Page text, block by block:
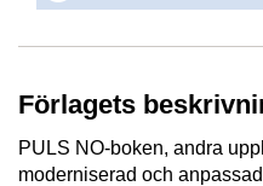
Förlagets
PULS NO-boken, andra
moderniserad och